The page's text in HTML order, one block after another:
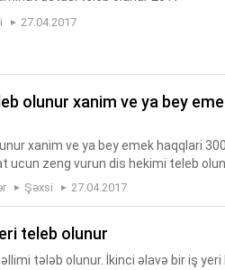
27.04.2017
xanim ve ya bey emek haqqlari
ucun zeng vurun dis hekimi teleb
Şəxsi 27.04.2017
teleb olunur
tələb olunur. İkinci əlavə bir iş